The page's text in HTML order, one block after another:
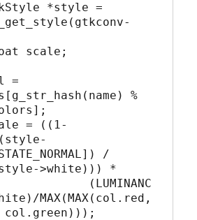
%
/
>white))) *
MAX(MAX(col.red,